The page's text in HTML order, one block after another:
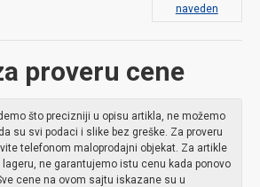
proveru cene
naveden
što precizniji u opisu artikla, ne možemo
su svi podaci i slike bez greške. Za proveru
telefonom maloprodajni objekat. Za artikle
lageru, ne garantujemo istu cenu kada ponovo
cene na ovom sajtu iskazane su u